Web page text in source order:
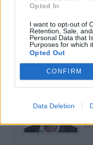
Opted In
I want to opt-out of
Retention, Sale,
Personal Data that
Purposes for which
Opted Out
CONFIRM
Data Deletion
ο